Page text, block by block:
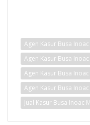
Agen Kasur Busa
Agen Kasur Busa
Agen Kasur Busa
Agen Kasur Busa
Jual Kasur Busa Inoac